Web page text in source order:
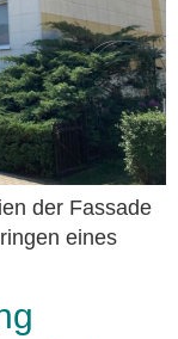
der Fassade
eines